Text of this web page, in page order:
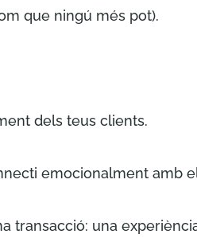
que ningú més pot).
dels teus clients.
emocionalment amb
transacció: una